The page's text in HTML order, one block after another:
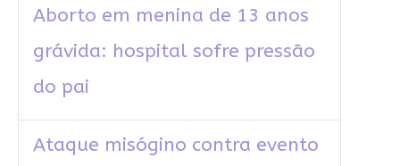
Aborto em menina de 13 anos
grávida: hospital sofre pressão
do pai
Ataque misógino contra evento